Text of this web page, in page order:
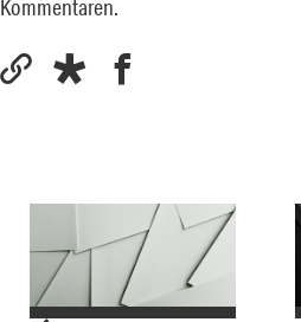
Kommentaren.